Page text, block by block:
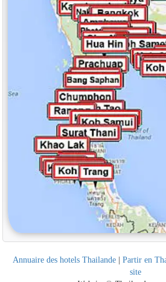
Annuaire des hotels Thailande | Partir en
site